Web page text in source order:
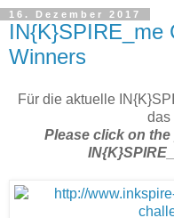
16. Dezember 2017
IN{K}SPIRE_me
Winners
Für die aktuelle
das
Please click on